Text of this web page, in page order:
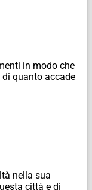
in modo che
quanto accade
nella sua
città e di